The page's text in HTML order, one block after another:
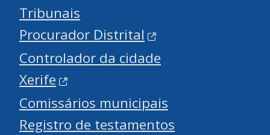
Tribunais
Procurador Distrital
Controlador da cidade
Xerife
Comissários municipais
Registro de testamentos